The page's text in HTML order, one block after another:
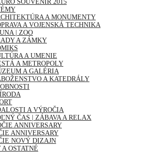
SOUVENIR 2015
A MONUMENTY
A VOJENSKÁ TECHNIKA
| ZOO
A ZÁMKY
A UMENIE
A METROPOLY
A GALÉRIA
A KATEDRÁLY
A VÝROČIA
ČAS | ZÁBAVA A RELAX
ANNIVERSARY
ANNIVERSARY
NOVÝ DIZAJN
OSTATNÉ